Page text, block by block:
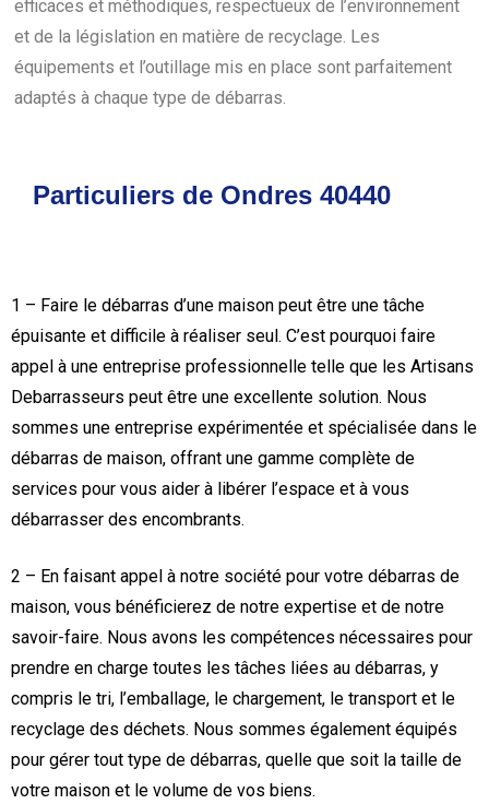
efficaces et méthodiques, respectueux de l’environnement
et de la législation en matière de recyclage. Les
équipements et l’outillage mis en place sont parfaitement
adaptés à chaque type de débarras.
Particuliers de Ondres 40440
1 – Faire le débarras d’une maison peut être une tâche
épuisante et difficile à réaliser seul. C’est pourquoi faire
appel à une entreprise professionnelle telle que les Artisans
Debarrasseurs peut être une excellente solution. Nous
sommes une entreprise expérimentée et spécialisée dans le
débarras de maison, offrant une gamme complète de
services pour vous aider à libérer l’espace et à vous
débarrasser des encombrants.
2 – En faisant appel à notre société pour votre débarras de
maison, vous bénéficierez de notre expertise et de notre
savoir-faire. Nous avons les compétences nécessaires pour
prendre en charge toutes les tâches liées au débarras, y
compris le tri, l’emballage, le chargement, le transport et le
recyclage des déchets. Nous sommes également équipés
pour gérer tout type de débarras, quelle que soit la taille de
votre maison et le volume de vos biens.